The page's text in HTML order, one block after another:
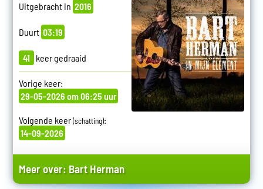
Uitgebracht in 2016
Duurt 03:19
41 keer gedraaid
Vorige keer:
29-05-2026 om 06:25 uur
Volgende keer(schatting):
14-09-2026
Meer over: Bart Herman